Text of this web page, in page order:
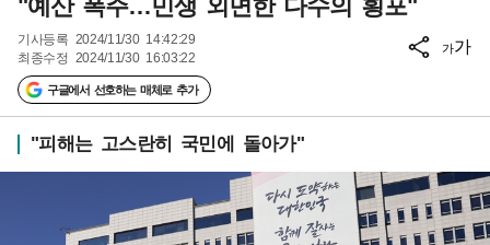
"예산 폭주…민생 외면한 다수의 횡포"
기사등록 2024/11/30 14:42:29
최종수정 2024/11/30 16:03:22
구글에서 선호하는 매체로 추가
가가
"피해는 고스란히 국민에 돌아가"